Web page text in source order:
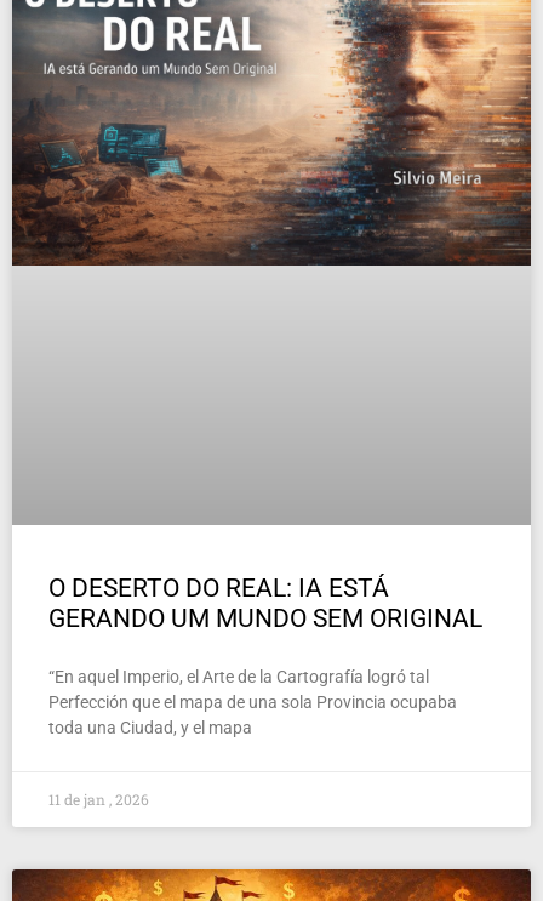
O DESERTO DO REAL: IA ESTÁ
GERANDO UM MUNDO SEM ORIGINAL
“En aquel Imperio, el Arte de la Cartografía logró tal
Perfección que el mapa de una sola Provincia ocupaba
toda una Ciudad, y el mapa
11 de jan , 2026